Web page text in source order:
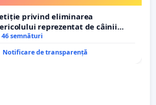
privind eliminarea
reprezentat de câinii
agresivi și fără stăpân din comuna
46 semnături
Notificare de transparență